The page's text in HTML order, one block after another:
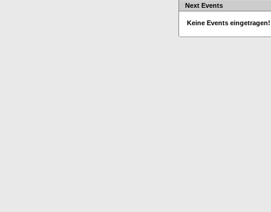
Next Events
Keine Events eingetragen!